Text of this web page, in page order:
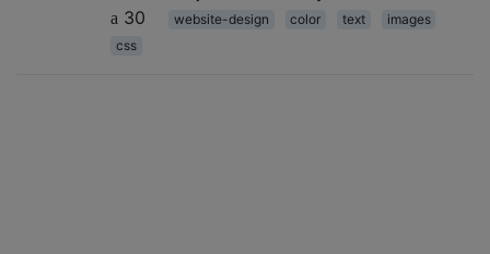
30
website-design color text
images
css